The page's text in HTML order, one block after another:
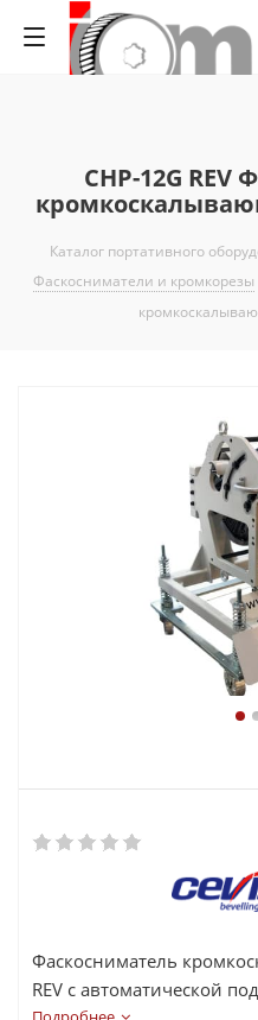
CHP-12G
Каталог портативного
Фаскосниматели и кромкорезы
Фаскосниматель
REV с автоматической